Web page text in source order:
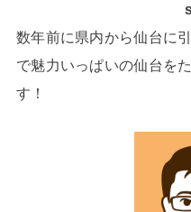
数年前に県内から仙台に
で魅力いっぱいの仙台を
す！